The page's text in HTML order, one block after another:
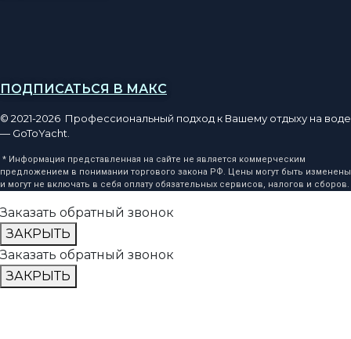
ПОДПИСАТЬСЯ В МАКС
© 2021-2026 Профессиональный подход к Вашему отдыху на воде
— GoToYacht.
* Информация представленная на сайте не является коммерческим
предложением в понимании торгового закона РФ. Цены могут быть изменены
и могут не включать в себя оплату обязательных сервисов, налогов и сборов.
Заказать обратный звонок
ЗАКРЫТЬ
Заказать обратный звонок
ЗАКРЫТЬ